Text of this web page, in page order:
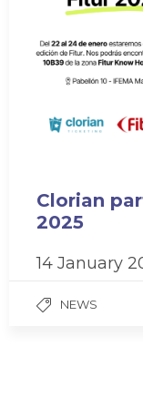
Clorian
2025
14 January
NEWS